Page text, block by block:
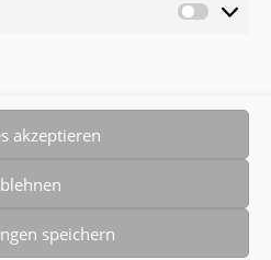
Marketing
akzeptieren
speichern
Rechte vorbehalten • Webdesign